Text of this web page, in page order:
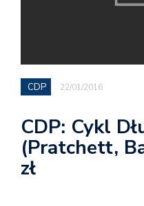
CDP 22/01/2016
CDP: Cykl
(Pratchett,
zł